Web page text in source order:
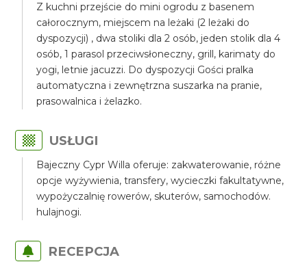
Z kuchni przejście do mini ogrodu z basenem
całorocznym, miejscem na leżaki (2 leżaki do
dyspozycji) , dwa stoliki dla 2 osób, jeden stolik dla 4
osób, 1 parasol przeciwsłoneczny, grill, karimaty do
yogi, letnie jacuzzi. Do dyspozycji Gości pralka
automatyczna i zewnętrzna suszarka na pranie,
prasowalnica i żelazko.
USŁUGI
Bajeczny Cypr Willa oferuje: zakwaterowanie, różne
opcje wyżywienia, transfery, wycieczki fakultatywne,
wypożyczalnię rowerów, skuterów, samochodów.
hulajnogi.
RECEPCJA